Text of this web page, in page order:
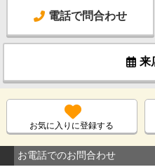
電話で問合わせ
来
お気に入りに登録する
お電話でのお問合わせ